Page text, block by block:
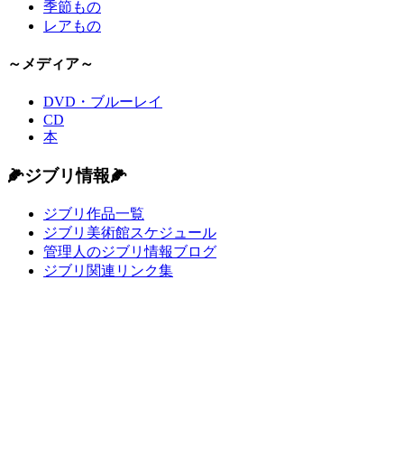
季節もの
レアもの
～メディア～
DVD・ブルーレイ
CD
本
🌽ジブリ情報🌽
ジブリ作品一覧
ジブリ美術館スケジュール
管理人のジブリ情報ブログ
ジブリ関連リンク集